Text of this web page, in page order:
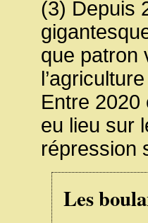
(3) Depuis
que patron
Entre 2020
eu lieu sur
répression
Les